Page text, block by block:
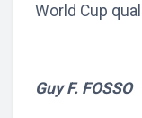
World Cup
Guy F. FOSSO